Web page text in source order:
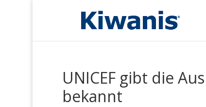
UNICEF gibt die
bekannt